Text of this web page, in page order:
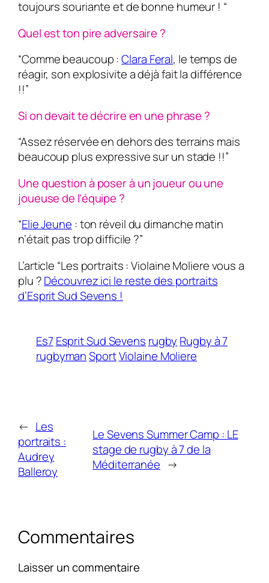
toujours souriante et de bonne humeur ! “
Quel est ton pire adversaire ?
“Comme beaucoup :Clara Feral, le temps de
réagir, son explosivite a déjà fait la différence
!!”
Si on devait te décrire en une phrase ?
“Assez réservée en dehors des terrains mais
beaucoup plus expressive sur un stade !!”
Une question à poser à un joueur ou une
joueuse de l’équipe ?
“Elie Jeune : ton réveil du dimanche matin
n’était pas trop difficile ?”
L’article “Les portraits : Violaine Moliere vous a
plu ?Découvrez ici le reste des portraits
d’Esprit Sud Sevens !
Es7 Esprit Sud Sevens rugby Rugby à 7
rugbymanSportViolaine Moliere
← Les
portraits :
Audrey
Balleroy
Le Sevens Summer Camp : LE
stage de rugby à 7 de la
Méditerranée →
Commentaires
Laisser un commentaire